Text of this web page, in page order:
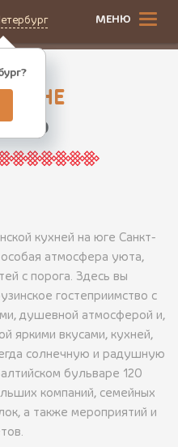
МЕНЮ
кухней на юге Санкт-
атмосфера уюта,
с порога. Здесь вы
гостеприимство с
душевной атмосферой и,
яркими вкусами, кухней,
солнечную и радушную
бульваре 120
компаний, семейных
а также мероприятий и